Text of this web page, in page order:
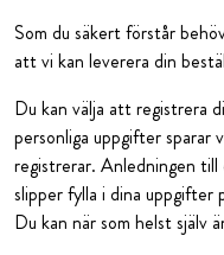
Som du säkert förstår
att vi kan leverera din
Du kan välja att registrera
personliga uppgifter sparar
registrerar. Anledningen
slipper fylla i dina uppgifter
Du kan när som helst själv